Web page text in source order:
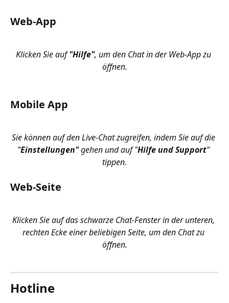
Web-App
Klicken Sie auf "Hilfe", um den Chat in der Web-App zu
öffnen.
Mobile App
Sie können auf den Live-Chat zugreifen, indem Sie auf die
"Einstellungen" gehen und auf "Hilfe und Support"
tippen.
Web-Seite
Klicken Sie auf das schwarze Chat-Fenster in der unteren,
rechten Ecke einer beliebigen Seite, um den Chat zu
öffnen.
Hotline